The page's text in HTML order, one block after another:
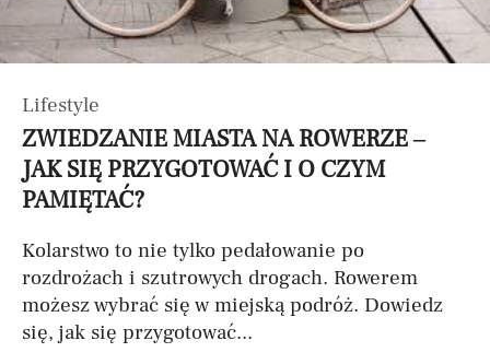
Lifestyle
ZWIEDZANIE MIASTA NA ROWERZE –
JAK SIĘ PRZYGOTOWAĆ I O CZYM
PAMIĘTAĆ?
Kolarstwo to nie tylko pedałowanie po
rozdrożach i szutrowych drogach. Rowerem
możesz wybrać się w miejską podróż. Dowiedz
się, jak się przygotować...